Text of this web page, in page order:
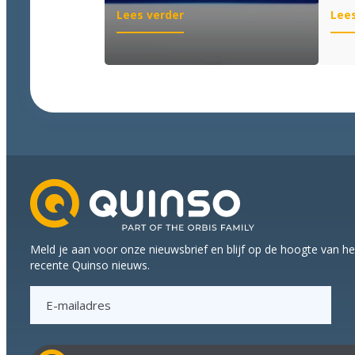
Lees verder:
Goed
voor
Meld je aan voor onze nieuwsbrief en blijf op de hoogte van
recente Quinso nieuws.